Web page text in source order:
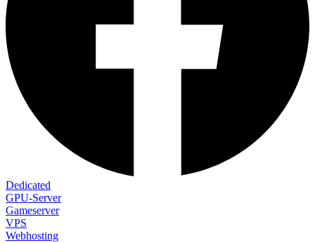
Dedicated
GPU-Server
Gameserver
VPS
Webhosting